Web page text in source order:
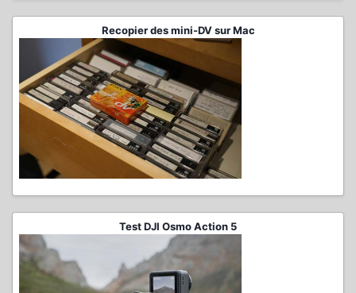
Recopier des mini-DV sur Mac
Test DJI Osmo Action 5